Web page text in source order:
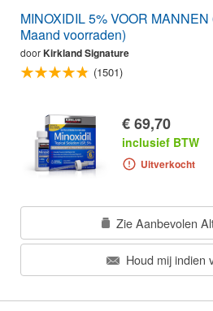
MINOXIDIL 5% VOOR
Maand voorraden)
doorKirkland Signature
(1501)
€ 69,70
inclusief BTW
Uitverkocht
Zie Aanbevolen
Houd mij indien